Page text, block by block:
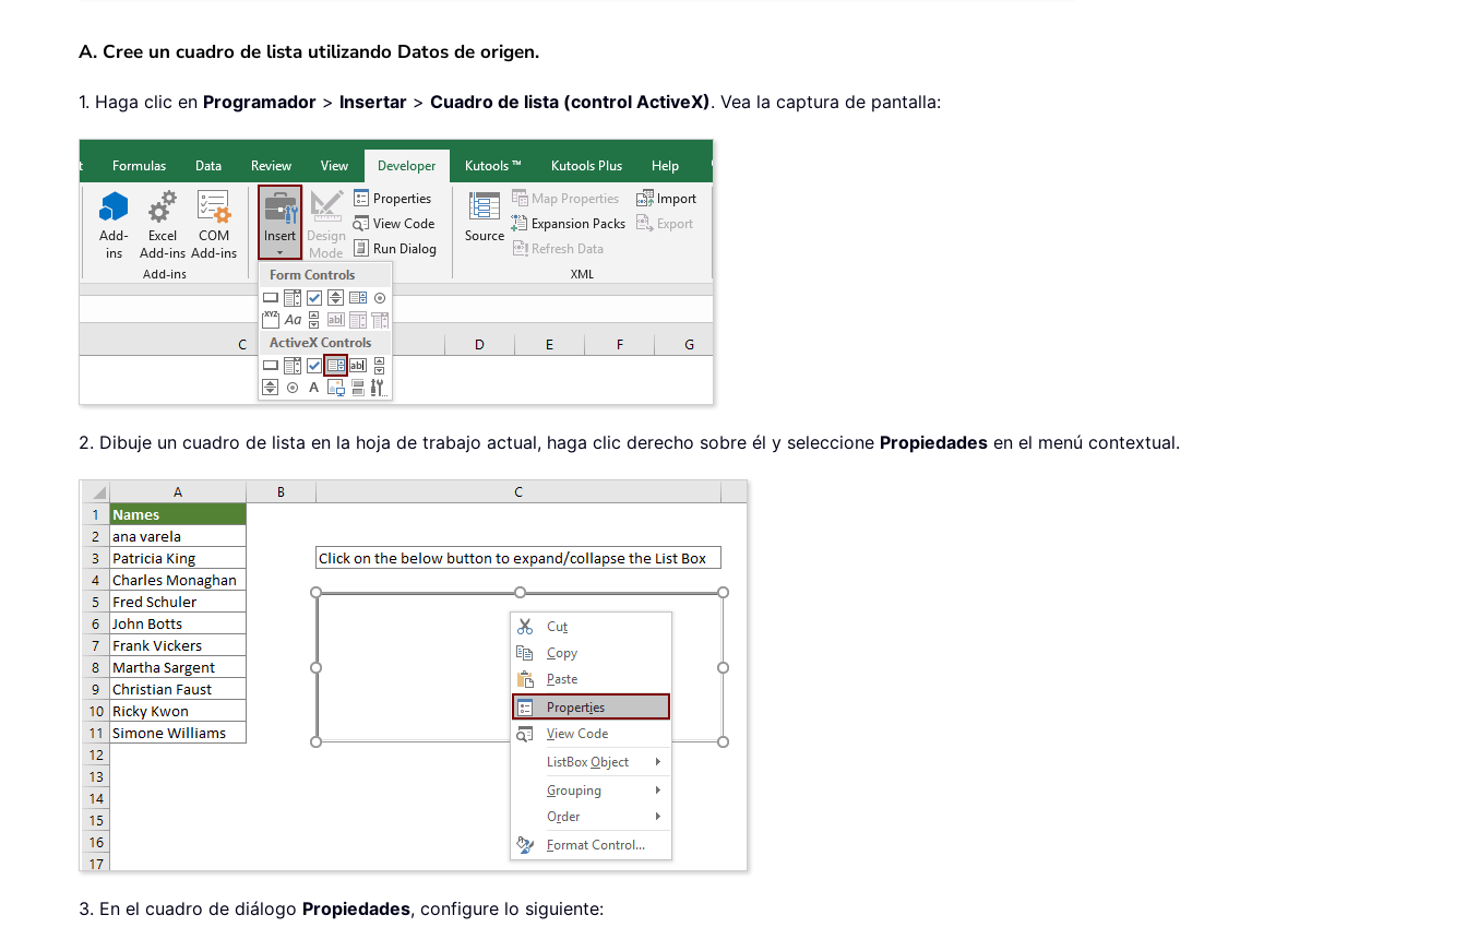
A. Cree un cuadro de lista utilizando Datos de origen.
1. Haga clic en Programador > Insertar > Cuadro de lista (control ActiveX). Vea la captura de pantalla:
2. Dibuje un cuadro de lista en la hoja de trabajo actual, haga clic derecho sobre él y seleccione Propiedades en el menú contextual.
3. En el cuadro de diálogo Propiedades, configure lo siguiente: